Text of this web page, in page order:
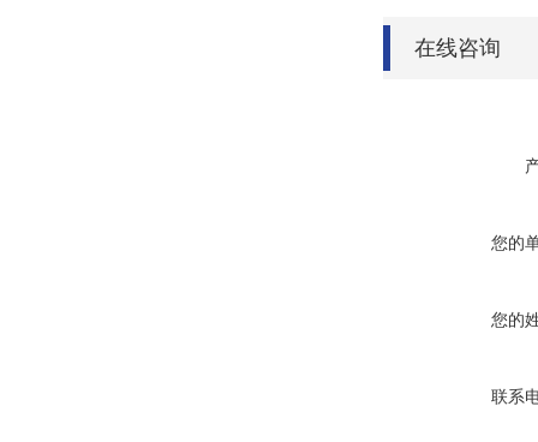
在线咨询
您的
您的
联系